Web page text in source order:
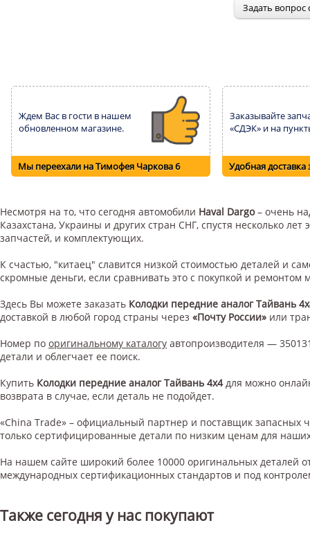
Ждем Вас в гости в нашем
обновленном магазине.
Мы переехали на Тимофея Чаркова 6
Заказывайте
«СДЭК» и на
Удобная доставка
Несмотря на то, что сегодня автомобили Haval Dargo– очень
Казахстана, Украины и других стран СНГ, спустя несколько
запчастей, и комплектующих.
К счастью, "китаец" славится низкой стоимостью деталей и
скромные деньги, если сравнивать это с покупкой и
Здесь Вы можете заказать Колодки передние аналог Тайвань
доставкой в любой город страны через «Почту России» или
Номер по оригинальному каталогу автопроизводителя —
детали и облегчает ее поиск.
Купить Колодки передние аналог Тайвань 4х4для можно
возврата в случае, если деталь не подойдет.
«China Trade» – официальный партнер и поставщик запасных
только сертифицированные детали по низким ценам для
На нашем сайте широкий более 10000 оригинальных деталей
международных сертификационных стандартов и под
Также сегодня у нас покупают